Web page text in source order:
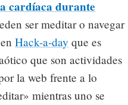
cardíaca durante
ser meditar o navegar
Hack-a-day que es
que son actividades
la web frente a lo
mientras uno se